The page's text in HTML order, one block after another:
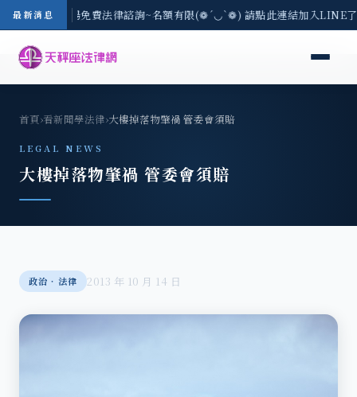
最新消息
-8/3(一) 現場免費法律諮詢~名額有限(❁´◡`❁) 請點此連結加入LINE
首頁›看新聞學法律›大樓掉落物肇禍 管委會須賠
LEGAL NEWS
大樓掉落物肇禍 管委會須賠
政治‧法律 2013 年 10 月 14 日